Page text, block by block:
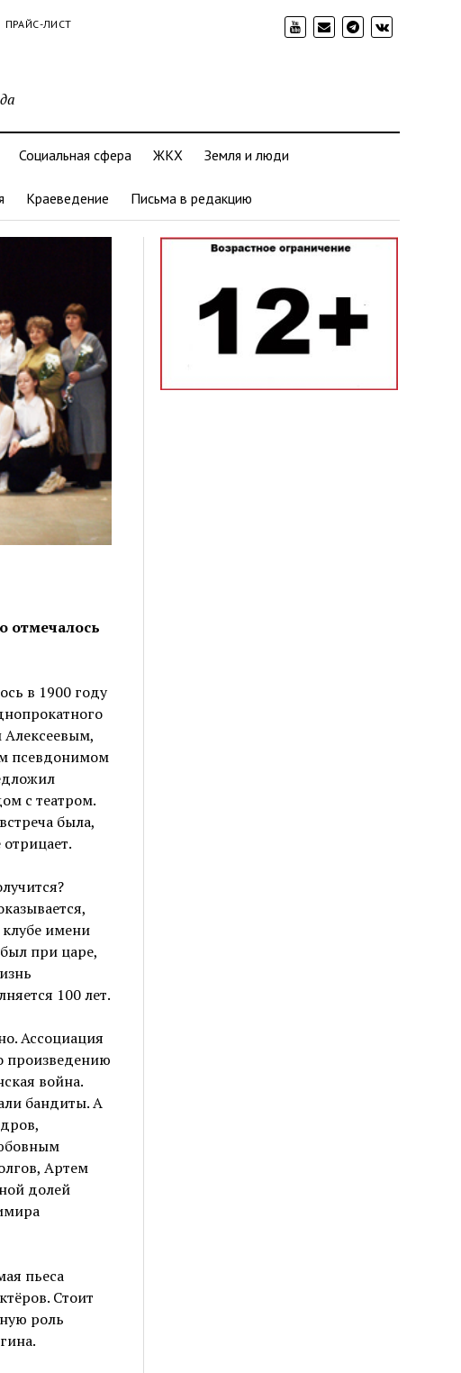
ПРАЙС-ЛИСТ
Социальная сфера ЖКХ Земля и люди
Краеведение Письма в редакцию
отмечалось
в 1900 году
Алексеевым,
псевдонимом
с театром.
была,
имени
при царе,
100 лет.
Ассоциация
произведению
война.
бандиты. А
Артем
долей
пьеса
Стоит
роль